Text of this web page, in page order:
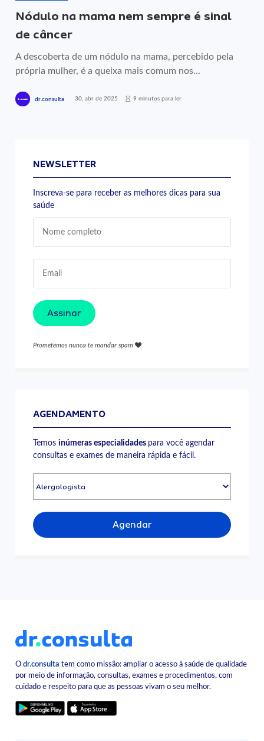
Nódulo na mama nem sempre é sinal
de câncer
A descoberta de um nódulo na mama, percebido pela
própria mulher, é a queixa mais comum nos...
dr.consulta 30, abr de 2025 9 minutos para ler
NEWSLETTER
Inscreva-se para receber as melhores dicas para sua
saúde
Assinar
Prometemos nunca te mandar spam
AGENDAMENTO
Temosinúmeras especialidades para você agendar
consultas e exames de maneira rápida e fácil.
Agendar
Odr.consulta tem como missão: ampliar o acesso à saúde de qualidade
por meio de informação, consultas, exames e procedimentos, com
cuidado e respeito para que as pessoas vivam o seu melhor.